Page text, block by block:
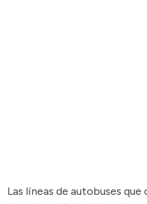
Las líneas de autobuses